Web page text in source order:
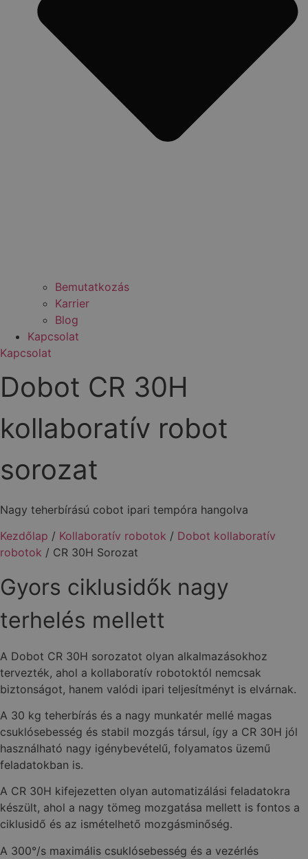
Bemutatkozás
Karrier
Blog
Kapcsolat
Kapcsolat
Dobot CR 30H
kollaboratív robot
sorozat
Nagy teherbírású cobot ipari tempóra hangolva
Kezdőlap / Kollaboratív robotok / Dobot kollaboratív
robotok / CR 30H Sorozat
Gyors ciklusidők nagy
terhelés mellett
A Dobot CR 30H sorozatot olyan alkalmazásokhoz
tervezték, ahol a kollaboratív robotoktól nemcsak
biztonságot, hanem valódi ipari teljesítményt is elvárnak.
A 30 kg teherbírás és a nagy munkatér mellé magas
csuklósebesség és stabil mozgás társul, így a CR 30H jól
használható nagy igénybevételű, folyamatos üzemű
feladatokban is.
A CR 30H kifejezetten olyan automatizálási feladatokra
készült, ahol a nagy tömeg mozgatása mellett is fontos a
ciklusidő és az ismételhető mozgásminőség.
A 300°/s maximális csuklósebesség és a vezérlés